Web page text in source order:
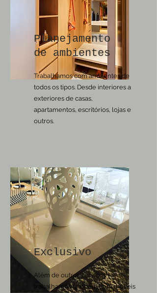
Planejamento
de ambientes
Trabalhamos com ambientes de
todos os tipos. Desde interiores a
exteriores de casas,
apartamentos, escritórios, lojas e
outros.
Exclusivo
Além de outros serviços
trabalhamos também com móveis